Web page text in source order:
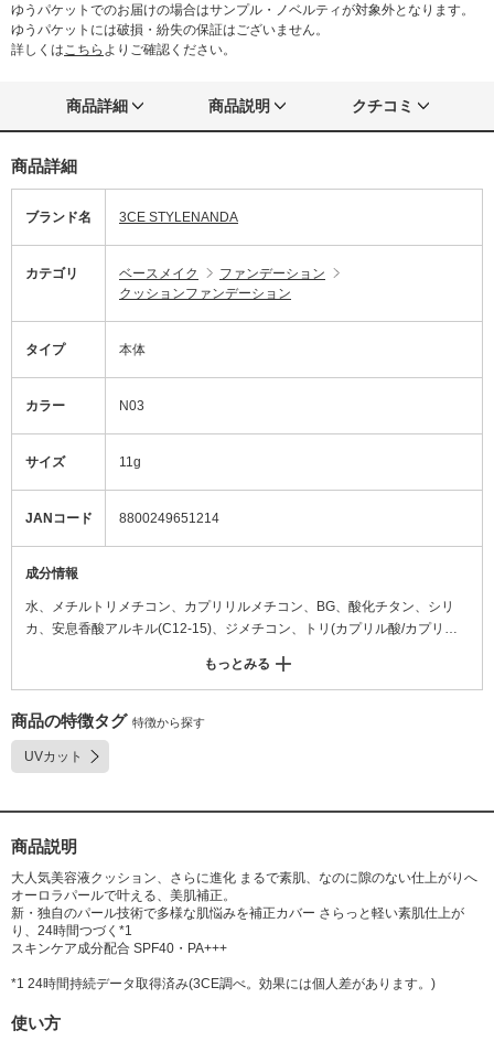
ゆうパケットでのお届けの場合はサンプル・ノベルティが対象外となります。
ゆうパケットには破損・紛失の保証はございません。
詳しくはこちら よりご確認ください。
商品詳細 商品説明 クチコミ
商品詳細
ブランド名 3CE STYLENANDA
カテゴリ ベースメイク
ファンデーション
クッションファンデーション
タイプ 本体
カラー N03
サイズ 11g
JANコード 8800249651214
成分情報
水、メチルトリメチコン、カプリリルメチコン、BG、酸化チタン、シリ
カ、安息香酸アルキル(C12-15)、ジメチコン、トリ(カプリル酸/カプリン
ン/ビニルジメチコン)クロスポリマー、PEG-10ジメチコン、硫酸Mg、ペ
ンチレングリコール、イソドデカン、ポリヒドロキシステアリン酸、フェ
ノキシエタノール、ステアリン酸、アルミナ、合成フルオロフロゴパイ
ト、カプリリルグリコール、トリエトキシカプリリルシラン、ヒアルロン
酸Na、香料、パンテノール、ジステアルジモニウムヘクトライト、炭酸プ
もっとみる
商品の特徴タグ 特徴から探す
UVカット
商品説明
大人気美容液クッション、さらに進化 まるで素肌、なのに隙のない仕上がりへ
オーロラパールで叶える、美肌補正。
新・独自のパール技術で多様な肌悩みを補正カバー さらっと軽い素肌仕上が
り、24時間つづく*1
スキンケア成分配合 SPF40・PA+++
*1 24時間持続データ取得済み(3CE調べ。効果には個人差があります。)
使い方